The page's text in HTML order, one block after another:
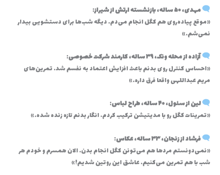
مهدی، ۵۰ ساله، بازنشسته ارتش از شیراز
:
«موقع پیاده‌روی هم کگل انجام می‌دم. دیگه شب‌ها برای دستشویی بیدار
نمی‌شم.»
آزاده از محله ونک، ۳۹ ساله، کارمند شرکت خصوصی
:
«احساس کنترل روی بدنم باعث افزایش اعتماد به نفسم شد. تمرین‌های
مریم عبداللهی واقعا فرق داره.»
لین از سئول، ۴۰ ساله، طراح لباس
:
«تمرینات کگل رو با مدیتیشن ترکیب کردم. انگار بدنم تازه زنده شده.»
فرشاد از زنجان، ۳۳ ساله، عکاس
:
«نمی‌دونستم مردها هم می‌تونن کگل انجام بدن. الان همسرم و خودم هر
شب با هم تمرین می‌کنیم. عاشق این روتین شدیم!»